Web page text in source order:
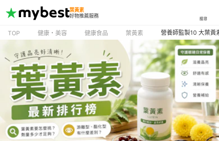
葉黃素
好物推薦服務
搜尋
TOP 健康・美容 健康食品 葉黃素 營養師監製10 大葉黃